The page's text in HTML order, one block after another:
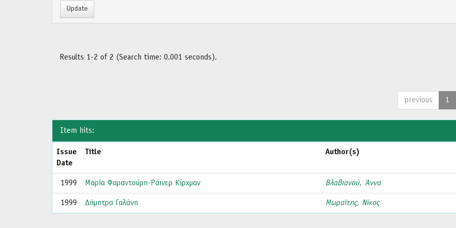
Results 1-2 of 2 (Search time: 0.001 seconds).
previous 1
Item hits:
Issue
Date
Title Author(s)
1999 Μαρία Φαραντούρη-Ράινερ Κίρχμαν Βλαβιανού, Άννα
1999 Δήμητρα Γαλάνη Μωραϊτης, Νίκος